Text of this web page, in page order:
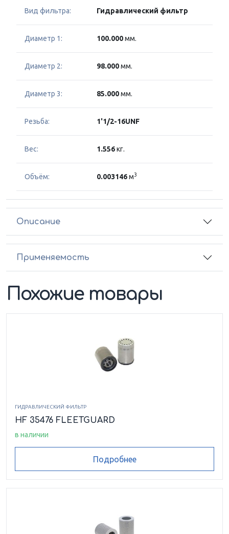
Вид фильтра: Гидравлический фильтр
Диаметр 1: 100.000мм.
Диаметр 2: 98.000мм.
Диаметр 3: 85.000мм.
Резьба: 1'1/2-16UNF
Вес: 1.556кг.
Объём: 0.003146м3
Описание
Применяемость
Похожие товары
ГИДРАВЛИЧЕСКИЙ ФИЛЬТР
HF 35476 FLEETGUARD
в наличии
Подробнее